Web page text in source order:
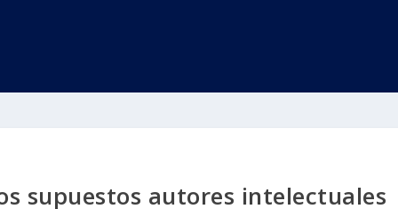
supuestos autores intelectuales